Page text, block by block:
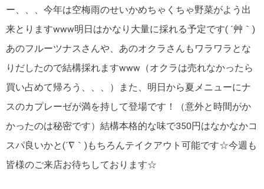
ー、、、今年は空梅雨のせいかめちゃくちゃ野菜がよう出
来とりますwww明日はかなり大量に採れる予定です( ´艸｀)
あのフルーツナスさんや、あのオクラさんもワラワラとな
りだしたので結構採れますwww（オクラは売れなかったら
買い占めて帰ろう、、、）また、明日から夏メニューにナ
スのカプレーゼが満を持して登場です！（意外と時間がか
かったのは秘密です）結構本格的な味で350円はなかなかコ
スパ良いかと(´∇｀)もちろんテイクアウト可能です☆今週も
皆様のご来店お待ちしております☆